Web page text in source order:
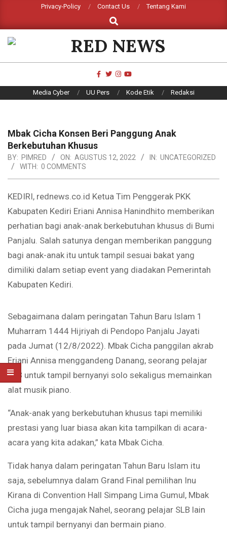
content
Privacy-Policy Contact Us
Tentang Kami
Search
RED
NEWS
Media Cyber UU Pers Kode Etik Redaksi
Mbak Cicha Konsen Beri Panggung Anak
Berkebutuhan Khusus
BY: PIMRED ON: AGUSTUS 12, 2022 IN: UNCATEGORIZED
WITH: 0 COMMENTS
KEDIRI, rednews.co.id Ketua Tim Penggerak PKK
Kabupaten Kediri Eriani Annisa Hanindhito memberikan
perhatian bagi anak-anak berkebutuhan khusus di Bumi
Panjalu. Salah satunya dengan memberikan panggung
bagi anak-anak itu untuk tampil sesuai bakat yang
dimiliki dalam setiap event yang diadakan Pemerintah
Kabupaten Kediri.
Sebagaimana dalam peringatan Tahun Baru Islam 1
Muharram 1444 Hijriyah di Pendopo Panjalu Jayati
pada Jumat (12/8/2022). Mbak Cicha panggilan akrab
Eriani Annisa menggandeng Danang, seorang pelajar
SLB untuk tampil bernyanyi solo sekaligus memainkan
alat musik piano.
“Anak-anak yang berkebutuhan khusus tapi memiliki
prestasi yang luar biasa akan kita tampilkan di acara-
acara yang kita adakan,” kata Mbak Cicha.
Tidak hanya dalam peringatan Tahun Baru Islam itu
saja, sebelumnya dalam Grand Final pemilihan Inu
Kirana di Convention Hall Simpang Lima Gumul, Mbak
Cicha juga mengajak Nahel, seorang pelajar SLB lain
untuk tampil bernyanyi dan bermain piano.